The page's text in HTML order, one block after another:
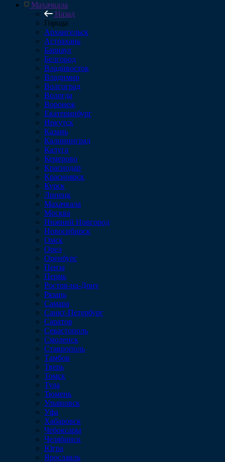
Махачкала
Назад
Города
Архангельск
Астрахань
Барнаул
Белгород
Владивосток
Владимир
Волгоград
Вологда
Воронеж
Екатеринбург
Иркутск
Казань
Калининград
Калуга
Кемерово
Краснодар
Красноярск
Курск
Липецк
Махачкала
Москва
Нижний Новгород
Новосибирск
Омск
Орел
Оренбург
Пенза
Пермь
Ростов-на-Дону
Рязань
Самара
Санкт-Петербург
Саратов
Севастополь
Смоленск
Ставрополь
Тамбов
Тверь
Томск
Тула
Тюмень
Ульяновск
Уфа
Хабаровск
Чебоксары
Челябинск
Югра
Ярославль